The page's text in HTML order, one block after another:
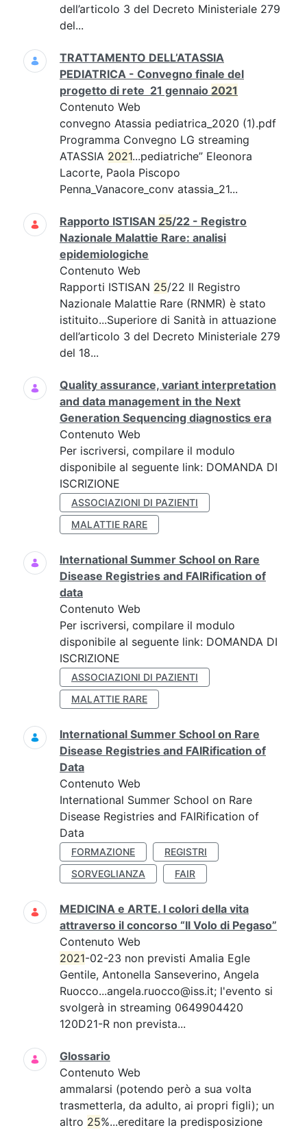
dell’articolo 3 del Decreto Ministeriale 279
del...
TRATTAMENTO DELL’ATASSIA
PEDIATRICA - Convegno finale del
progetto di rete 21 gennaio 2021
Contenuto Web
convegno Atassia pediatrica_2020 (1).pdf
Programma Convegno LG streaming
ATASSIA 2021...pediatriche” Eleonora
Lacorte, Paola Piscopo
Penna_Vanacore_conv atassia_21...
Rapporto ISTISAN 25/22 - Registro
Nazionale Malattie Rare: analisi
epidemiologiche
Contenuto Web
Rapporti ISTISAN 25/22 Il Registro
Nazionale Malattie Rare (RNMR) è stato
istituito...Superiore di Sanità in attuazione
dell’articolo 3 del Decreto Ministeriale 279
del 18...
Quality assurance, variant interpretation
and data management in the Next
Generation Sequencing diagnostics era
Contenuto Web
Per iscriversi, compilare il modulo
disponibile al seguente link: DOMANDA DI
ISCRIZIONE
ASSOCIAZIONI DI PAZIENTI
MALATTIE RARE
International Summer School on Rare
Disease Registries and FAIRification of
data
Contenuto Web
Per iscriversi, compilare il modulo
disponibile al seguente link: DOMANDA DI
ISCRIZIONE
ASSOCIAZIONI DI PAZIENTI
MALATTIE RARE
International Summer School on Rare
Disease Registries and FAIRification of
Data
Contenuto Web
International Summer School on Rare
Disease Registries and FAIRification of
Data
FORMAZIONE
REGISTRI
SORVEGLIANZA
FAIR
MEDICINA e ARTE. I colori della vita
attraverso il concorso “Il Volo di Pegaso”
Contenuto Web
2021-02-23 non previsti Amalia Egle
Gentile, Antonella Sanseverino, Angela
Ruocco...angela.ruocco@iss.it; l'evento si
svolgerà in streaming 0649904420
120D21-R non prevista...
Glossario
Contenuto Web
ammalarsi (potendo però a sua volta
trasmetterla, da adulto, ai propri figli); un
altro 25%...ereditare la predisposizione